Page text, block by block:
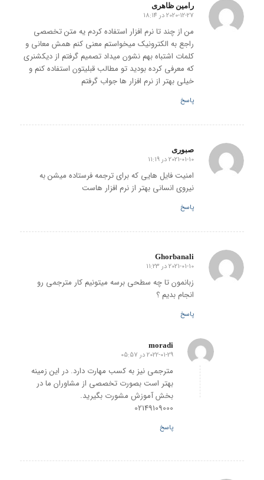
رامین ظاهری
گفته:
2020-12-27 در 18:14
من از چند تا نرم افزار استفاده کردم یه متن تخصصی
راجع به الکترونیک میخواستم معنی کنم همش معانی و
کلمات اشتباه بهم نشون میداد تصمیم گرفتم از دیکشنری
که معرفی کرده بودید تو مطالب قبلیتون استفاده کنم و
خیلی بهتر از نرم افزار ها جواب گرفتم
پاسخ
صبوری
گفته:
2021-01-10 در 11:19
امنیت فایل هایی که برای ترجمه فرستاده میشن به
نیروی انسانی بهتر از نرم افزار هاست
پاسخ
Ghorbanali
گفته:
2021-01-10 در 11:23
زبانمون تا چه سطحی برسه میتونیم کار مترجمی رو
انجام بدیم ؟
پاسخ
moradi
گفته:
2022-01-29 در 05:57
مترجمی نیز به کسب مهارت دارد. در این زمینه
بهتر است بصورت تخصصی از مشاوران ما در
بخش آموزش مشورت بگیرید.
02149109000
پاسخ